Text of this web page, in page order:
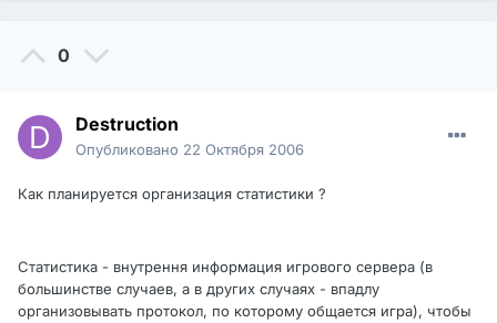
0
Destruction
Опубликовано 22 Октября 2006
Как планируется организация статистики ?
Статистика - внутрення информация игрового сервера (в
большинстве случаев, а в других случаях - впадлу
организовывать протокол, по которому общается игра), чтобы